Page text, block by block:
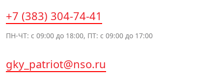
+7 (383) 304-74-41
ПН-ЧТ: с 09:00 до 18:00, ПТ: с 09:00 до 17:00
gky_patriot@nso.ru